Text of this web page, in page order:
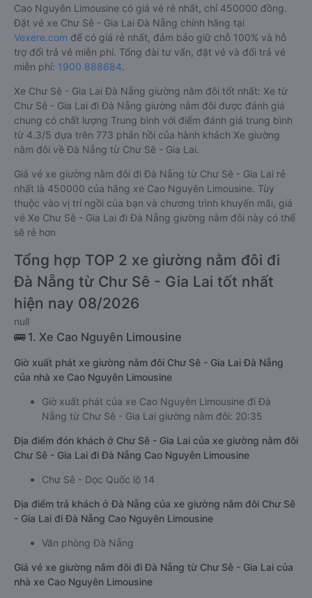
Cao Nguyên Limousine có giá vé rẻ nhất, chỉ 450000 đồng.
Đặt vé xe Chư Sê - Gia Lai Đà Nẵng chính hãng tại
Vexere.com để có giá rẻ nhất, đảm bảo giữ chỗ 100% và hỗ
trợ đổi trả vé miễn phí. Tổng đài tư vấn, đặt vé và đổi trả vé
miễn phí: 1900 888684.
Xe Chư Sê - Gia Lai Đà Nẵng giường nằm đôi tốt nhất: Xe từ
Chư Sê - Gia Lai đi Đà Nẵng giường nằm đôi được đánh giá
chung có chất lượng Trung bình với điểm đánh giá trung bình
từ 4.3/5 dựa trên 773 phản hồi của hành khách Xe giường
nằm đôi về Đà Nẵng từ Chư Sê - Gia Lai.
Giá vé xe giường nằm đôi đi Đà Nẵng từ Chư Sê - Gia Lai rẻ
nhất là 450000 của hãng xe Cao Nguyên Limousine. Tùy
thuộc vào vị trí ngồi của bạn và chương trình khuyến mãi, giá
vé Xe Chư Sê - Gia Lai đi Đà Nẵng giường nằm đôi này có thể
sẽ rẻ hơn
Tổng hợp TOP 2 xe giường nằm đôi đi
Đà Nẵng từ Chư Sê - Gia Lai tốt nhất
hiện nay 08/2026
null
🚌 1. Xe Cao Nguyên Limousine
Giờ xuất phát xe giường nằm đôi Chư Sê - Gia Lai Đà Nẵng
của nhà xe Cao Nguyên Limousine
Giờ xuất phát của xe Cao Nguyên Limousine đi Đà
Nẵng từ Chư Sê - Gia Lai giường nằm đôi: 20:35
Địa điểm đón khách ở Chư Sê - Gia Lai của xe giường nằm đôi
Chư Sê - Gia Lai đi Đà Nẵng Cao Nguyên Limousine
Chư Sê - Dọc Quốc lộ 14
Địa điểm trả khách ở Đà Nẵng của xe giường nằm đôi Chư Sê
- Gia Lai đi Đà Nẵng Cao Nguyên Limousine
Văn phòng Đà Nẵng
Giá vé xe giường nằm đôi đi Đà Nẵng từ Chư Sê - Gia Lai của
nhà xe Cao Nguyên Limousine